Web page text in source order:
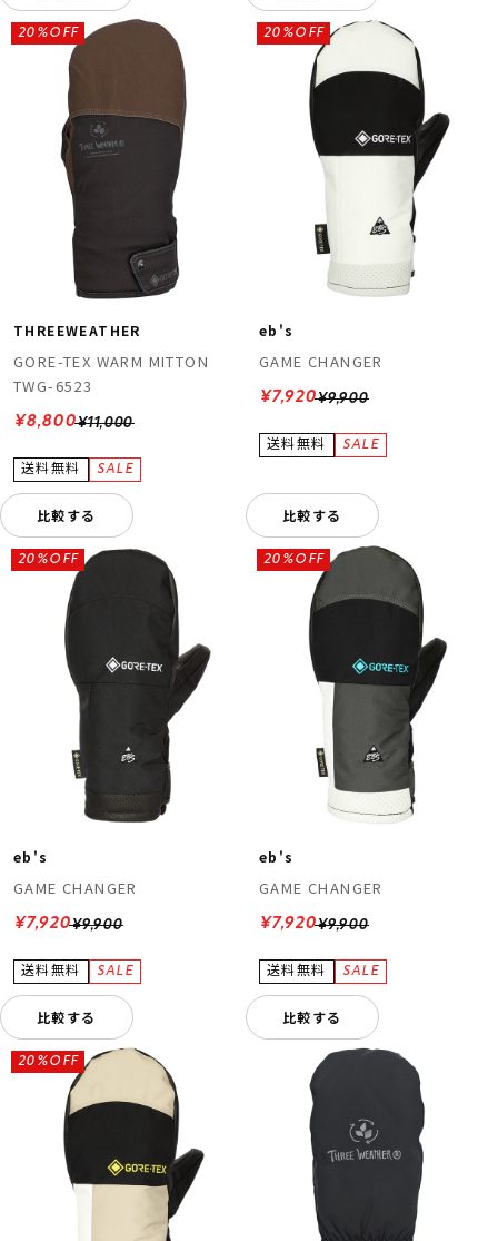
THREEWEATHER
GORE-TEX WARM MITTON
TWG-6523
¥11,000
20%OFF
¥8,800
比較する
eb's
GAME CHANGER
¥9,900
20%OFF
¥7,920
比較する
eb's
GAME CHANGER
¥9,900
20%OFF
¥7,920
比較する
eb's
GAME CHANGER
¥9,900
20%OFF
¥7,920
比較する
20%OFF